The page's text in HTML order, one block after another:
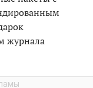
журнала